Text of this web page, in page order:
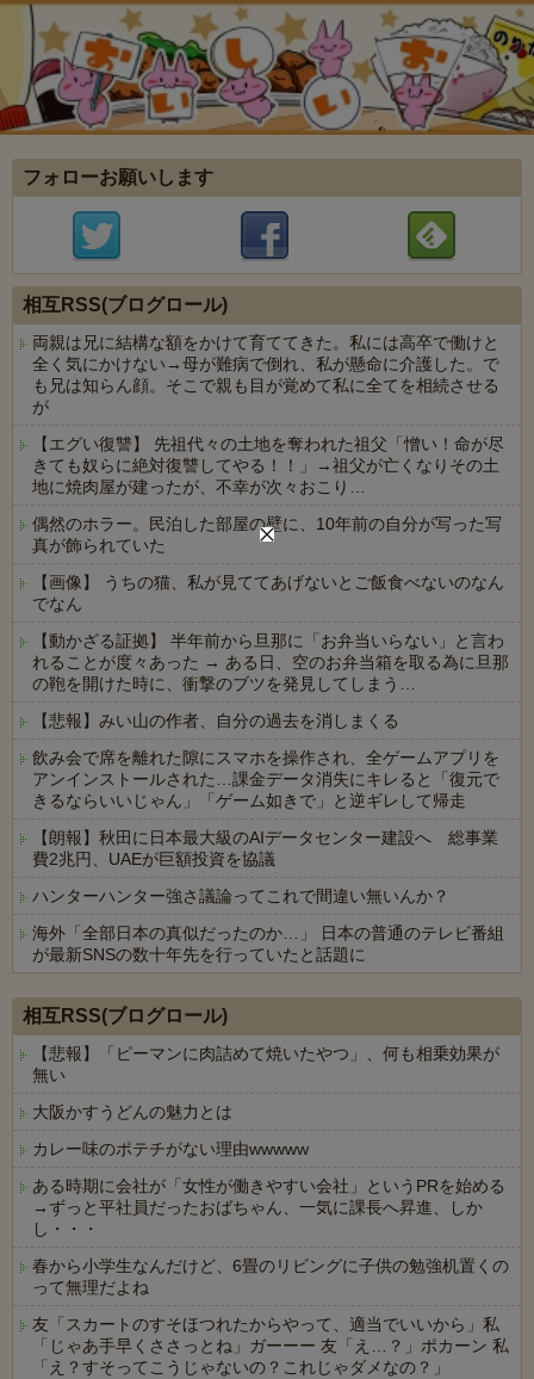
フォローお願いします
相互RSS(ブログロール)
両親は兄に結構な額をかけて育ててきた。私には高卒で働けと
全く気にかけない→母が難病で倒れ、私が懸命に介護した。で
も兄は知らん顔。そこで親も目が覚めて私に全てを相続させる
が
【エグい復讐】 先祖代々の土地を奪われた祖父「憎い！命が尽
きても奴らに絶対復讐してやる！！」→祖父が亡くなりその土
地に焼肉屋が建ったが、不幸が次々おこり…
偶然のホラー。民泊した部屋の壁に、10年前の自分が写った写
真が飾られていた
【画像】 うちの猫、私が見ててあげないとご飯食べないのなん
でなん
【動かざる証拠】 半年前から旦那に「お弁当いらない」と言わ
れることが度々あった → ある日、空のお弁当箱を取る為に旦那
の鞄を開けた時に、衝撃のブツを発見してしまう…
【悲報】みい山の作者、自分の過去を消しまくる
飲み会で席を離れた隙にスマホを操作され、全ゲームアプリを
アンインストールされた…課金データ消失にキレると「復元で
きるならいいじゃん」「ゲーム如きで」と逆ギレして帰走
【朗報】秋田に日本最大級のAIデータセンター建設へ 総事業
費2兆円、UAEが巨額投資を協議
ハンターハンター強さ議論ってこれで間違い無いんか？
海外「全部日本の真似だったのか…」 日本の普通のテレビ番組
が最新SNSの数十年先を行っていたと話題に
相互RSS(ブログロール)
【悲報】「ピーマンに肉詰めて焼いたやつ」、何も相乗効果が
無い
大阪かすうどんの魅力とは
カレー味のポテチがない理由wwwww
ある時期に会社が「女性が働きやすい会社」というPRを始める
→ずっと平社員だったおばちゃん、一気に課長へ昇進、しか
し・・・
春から小学生なんだけど、6畳のリビングに子供の勉強机置くの
って無理だよね
友「スカートのすそほつれたからやって、適当でいいから」私
「じゃあ手早くささっとね」ガーーー 友「え…？」ポカーン 私
「え？すそってこうじゃないの？これじゃダメなの？」